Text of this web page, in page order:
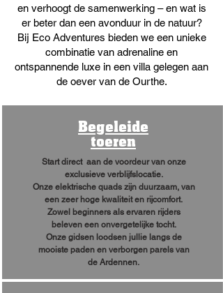
en verhoogt de samenwerking – en wat is
er beter dan een avonduur in de natuur?
Bij Eco Adventures bieden we een unieke
combinatie van adrenaline en
ontspannende luxe in een villa gelegen aan
de oever van de Ourthe.
Begeleide
toeren
Start direct aan de voordeur van onze
exclusieve verblijfslocatie.
Onze elektrische quads zijn duurzaam, van
een zeer hoge kwaliteit en rijcomfort.
Zowel beginners als ervaren rijders
beleven een onvergetelijke tocht.
Onze gidsen loodsen jullie langs de
mooiste paden en verborgen parels van
de Ardennen.